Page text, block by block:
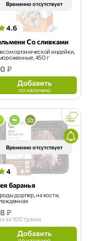
Временно отсутствует
4.6
Со сливками
органической индейки,
450 г
₽
Добавить
по наличию
Временно отсутствует
4
баранья
дорпер, на кости,
₽
за 100 грамм
Добавить